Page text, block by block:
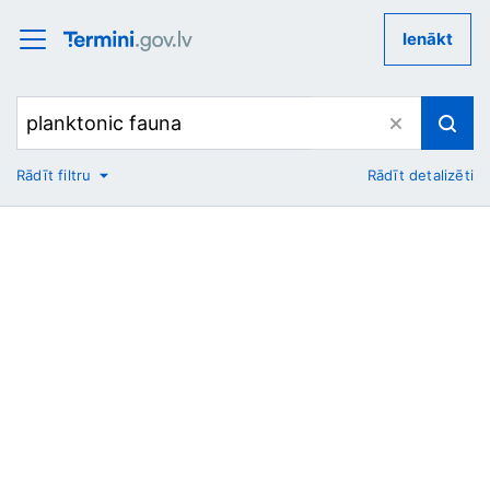
Ienākt
No
Rādīt filtru Rādīt detalizēti